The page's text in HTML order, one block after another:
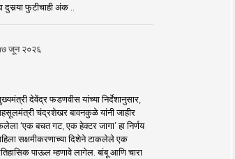
दुसर्‍या फुटीचाही अंक ..
जून २०२६
देवेंद्र फडणवीस यांच्या निर्देशानुसार,
चंद्रशेखर बावनकुळे यांनी जाहीर
‘एक बचत गट, एक हेक्टर जागा’ हा निर्णय
सक्षमीकरणाच्या दिशेने टाकलेले एक
पाऊल म्हणावे लागेल. बांबू आणि चारा